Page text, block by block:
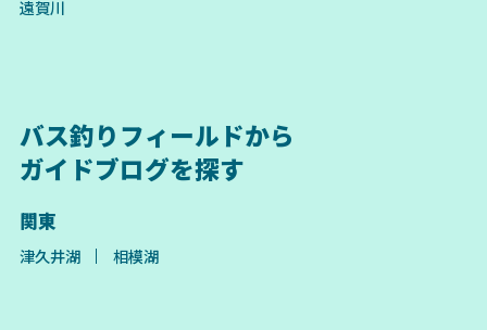
遠賀川
バス釣りフィールドから
ガイドブログを探す
関東
津久井湖 相模湖